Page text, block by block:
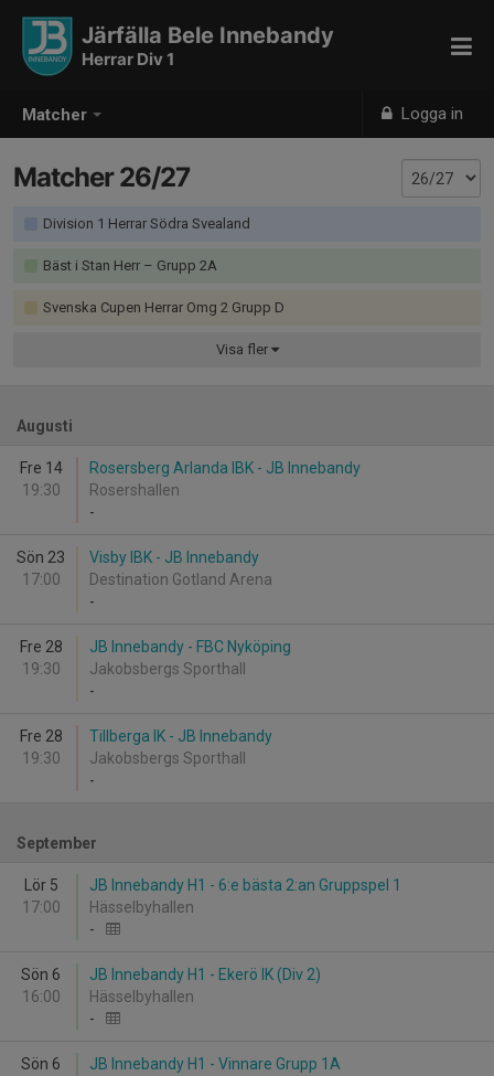
Matcher Logga in
Järfälla Bele Innebandy
Herrar Div 1
Matcher 26/27
Division 1 Herrar Södra Svealand
Bäst i Stan Herr – Grupp 2A
Svenska Cupen Herrar Omg 2 Grupp D
Visa fler
Augusti
Fre 14
19:30
Rosersberg Arlanda IBK - JB Innebandy
Rosershallen
-
Sön 23
17:00
Visby IBK - JB Innebandy
Destination Gotland Arena
-
Fre 28
19:30
JB Innebandy - FBC Nyköping
Jakobsbergs Sporthall
-
Fre 28
19:30
Tillberga IK - JB Innebandy
Jakobsbergs Sporthall
-
September
Lör 5
17:00
JB Innebandy H1 - 6:e bästa 2:an Gruppspel 1
Hässelbyhallen
-
Sön 6
16:00
JB Innebandy H1 - Ekerö IK (Div 2)
Hässelbyhallen
-
Sön 6
JB Innebandy H1 - Vinnare Grupp 1A